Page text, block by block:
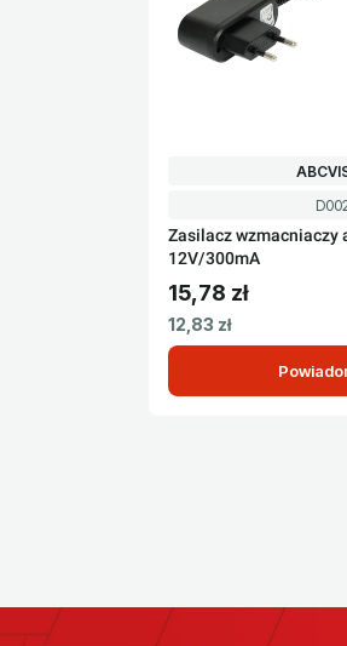
Kod
Zasilacz wzmacniaczy
12V/300mA
Cena brutto
15,78 zł
Cena netto
12,83 zł